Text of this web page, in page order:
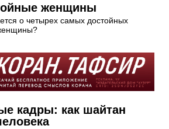
женщины
о четырех самых достойных
кадры: как шайтан